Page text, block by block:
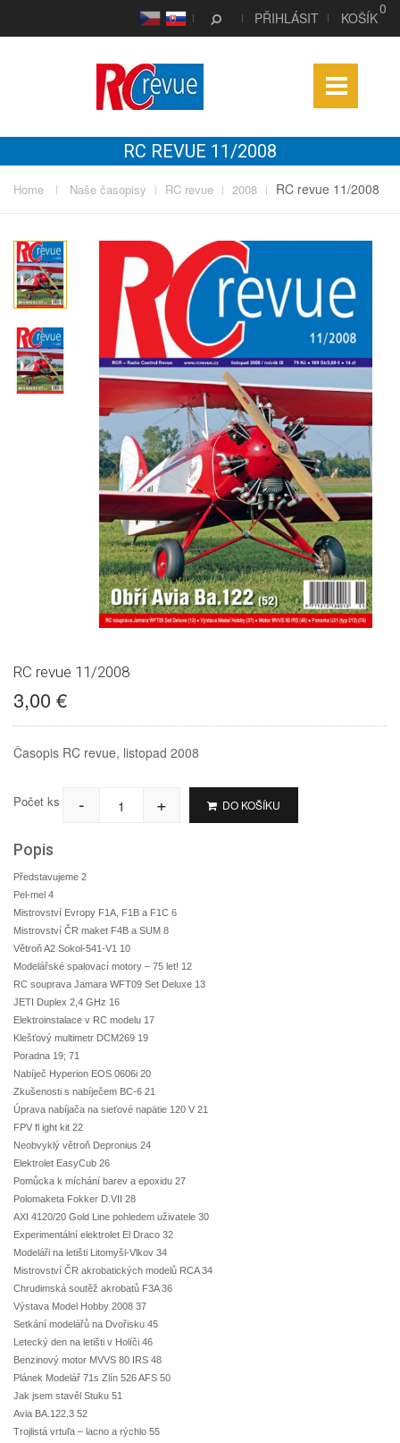
CS SK PŘIHLÁSIT KOŠÍK
0
RC REVUE 11/2008
Home Naše časopisy RC revue 2008 RC revue 11/2008
RC revue 11/2008
3,00 €
Časopis RC revue, listopad 2008
Počet ks - + DO KOŠÍKU
Popis
Představujeme 2
Pel-mel 4
Mistrovství Evropy F1A, F1B a F1C 6
Mistrovství ČR maket F4B a SUM 8
Větroň A2 Sokol-541-V1 10
Modelářské spalovací motory – 75 let! 12
RC souprava Jamara WFT09 Set Deluxe 13
JETI Duplex 2,4 GHz 16
Elektroinstalace v RC modelu 17
Klešťový multimetr DCM269 19
Poradna 19; 71
Nabíječ Hyperion EOS 0606i 20
Zkušenosti s nabíječem BC-6 21
Úprava nabíjača na sieťové napätie 120 V 21
FPV fl ight kit 22
Neobvyklý větroň Depronius 24
Elektrolet EasyCub 26
Pomůcka k míchání barev a epoxidu 27
Polomaketa Fokker D.VII 28
AXI 4120/20 Gold Line pohledem uživatele 30
Experimentální elektrolet El Draco 32
Modeláři na letišti Litomyšl-Vlkov 34
Mistrovství ČR akrobatických modelů RCA 34
Chrudimská soutěž akrobatů F3A 36
Výstava Model Hobby 2008 37
Setkání modelářů na Dvořisku 45
Letecký den na letišti v Holíči 46
Benzinový motor MVVS 80 IRS 48
Plánek Modelář 71s Zlín 526 AFS 50
Jak jsem stavěl Stuku 51
Avia BA.122.3 52
Trojlistá vrtuľa – lacno a rýchlo 55